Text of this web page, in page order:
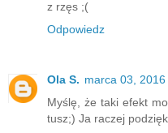
z rzęs ;(
Odpowiedz
Ola S. marca 03, 2016
Myślę, że taki efekt
tusz;) Ja raczej